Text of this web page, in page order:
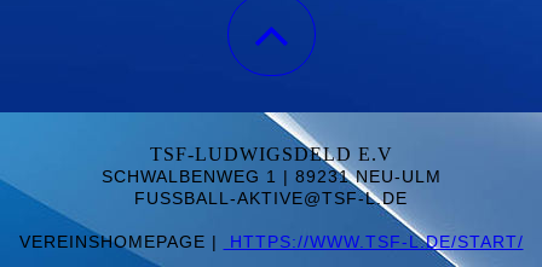
TSF-LUDWIGSDELD E.V
SCHWALBENWEG 1 | 89231 NEU-ULM
FUSSBALL-AKTIVE@TSF-L.DE
VEREINSHOMEPAGE | HTTPS://WWW.TSF-L.DE/START/